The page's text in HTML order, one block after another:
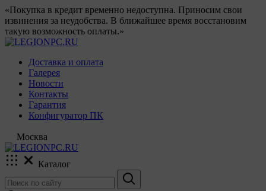
«Покупка в кредит временно недоступна. Приносим свои
извинения за неудобства. В ближайшее время восстановим
такую возможность оплаты.»
Доставка и оплата
Галерея
Новости
Контакты
Гарантия
Конфигуратор ПК
Москва
Каталог